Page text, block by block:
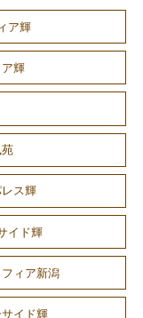
ア輝
輝
ス輝
イド輝
ィア新潟
イド輝